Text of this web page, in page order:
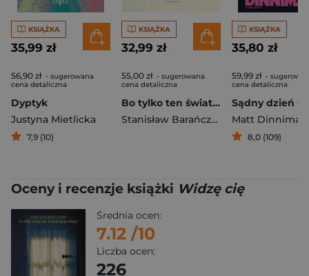
KSIĄŻKA
35,99 zł
56,90 zł - sugerowana
cena detaliczna
Dyptyk
Justyna Mietlicka
7,9 (10)
KSIĄŻKA
32,99 zł
55,00 zł - sugerowana
cena detaliczna
Bo tylko ten świat bólu/ Because Only This World of Pain. Tom 132
Stanisław Barańczak
KSIĄŻKA
35,80 zł
59,99 zł -
cena detaliczna
Sądny dzień
Matt Dinniman
8,0 (109)
Oceny i recenzje książki Widzę cię
Średnia ocen:
7.12 /10
Liczba ocen:
226